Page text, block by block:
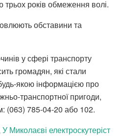
років обмеження волі.
обставини та
у сфері транспорту
громадян, які стали
якою інформацією про
транспортної пригоди,
(063) 785-04-20 або 102.
У Миколаєві електроскутеріст